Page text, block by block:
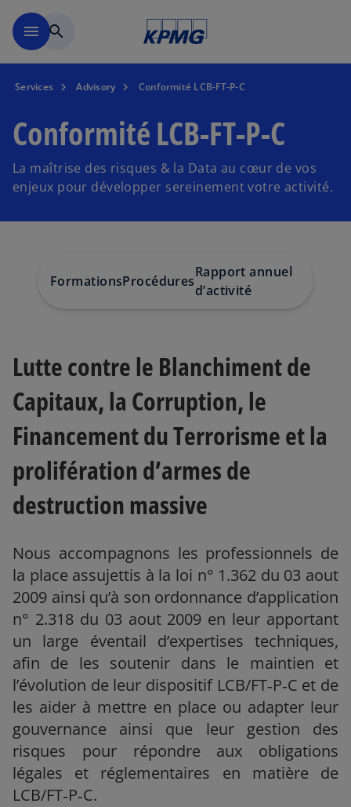
menu search
Services Advisory Conformité LCB-FT-P-C
Conformité LCB-FT-P-C
La maîtrise des risques & la Data au cœur de vos
enjeux pour développer sereinement votre activité.
FormationsProcédures
Rapport annuel
d’activité
Lutte contre le Blanchiment de
Capitaux, la Corruption, le
Financement du Terrorisme et la
prolifération d’armes de
destruction massive
Nous accompagnons les professionnels de
la place assujettis à la loi n° 1.362 du 03 aout
2009 ainsi qu’à son ordonnance d’application
n° 2.318 du 03 aout 2009 en leur apportant
un large éventail d’expertises techniques,
afin de les soutenir dans le maintien et
l’évolution de leur dispositif LCB/FT‑P‑C et de
les aider à mettre en place ou adapter leur
gouvernance ainsi que leur gestion des
risques pour répondre aux obligations
légales et réglementaires en matière de
LCB/FT‑P‑C.